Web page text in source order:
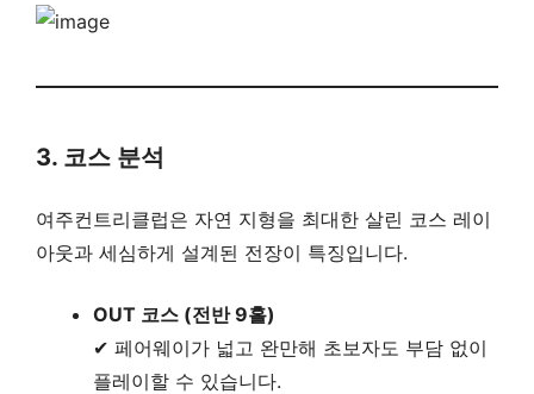
3. 코스 분석
여주컨트리클럽은 자연 지형을 최대한 살린 코스 레이
아웃과 세심하게 설계된 전장이 특징입니다.
OUT 코스 (전반 9홀)
✔ 페어웨이가 넓고 완만해 초보자도 부담 없이
플레이할 수 있습니다.